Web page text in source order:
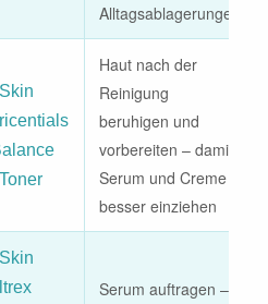
Alltagsablagerungen
Haut nach der
Reinigung
beruhigen und
vorbereiten – damit
Serum und Creme
besser einziehen
Serum auftragen –